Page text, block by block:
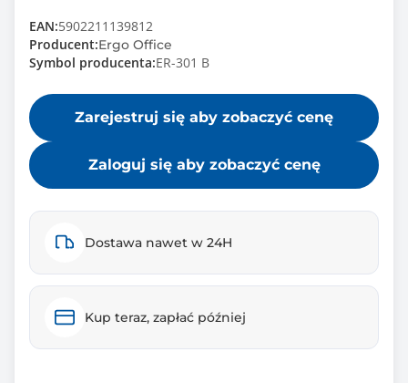
EAN:5902211139812
Producent:Ergo Office
Symbol producenta:ER-301 B
Zarejestruj się aby zobaczyć cenę
Zaloguj się aby zobaczyć cenę
Dostawa nawet w 24H
Kup teraz, zapłać później